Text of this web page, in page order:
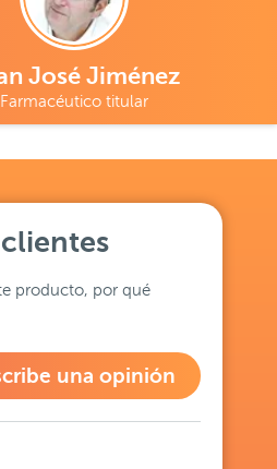
José Jiménez
Farmacéutico titular
producto, por qué
una opinión